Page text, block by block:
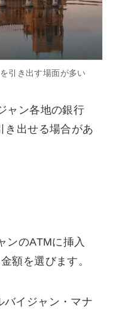
引き出す場面が多い
ャン各地の銀行
き出せる場合があ
ンのATMに挿入
額を選びます。
バイジャン・マナ